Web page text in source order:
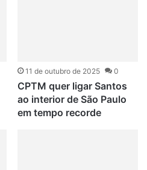
11 de outubro de 2025 0
CPTM quer ligar Santos
ao interior de São Paulo
em tempo recorde